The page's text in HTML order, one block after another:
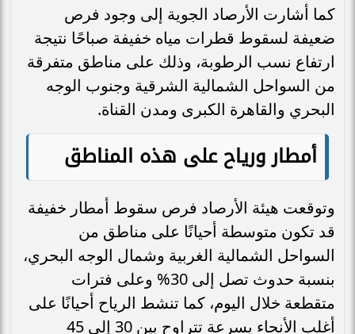
كما أشارت الأرصاد الجوية إلى وجود فرص
ضعيفة لسقوط قطرات مياه خفيفة صباحًا نتيجة
ارتفاع نسب الرطوبة، وذلك على مناطق متفرقة
من السواحل الشمالية الشرقية وجنوب الوجه
البحري والقاهرة الكبرى ومدن القناة.
أمطار ورياح على هذه المناطق
وتوقعت هيئة الأرصاد فرص سقوط أمطار خفيفة
قد تكون متوسطة أحيانًا على مناطق من
السواحل الشمالية الغربية وشمال الوجه البحري،
بنسبة حدوث تصل إلى 30% وعلى فترات
متقطعة خلال اليوم، كما تنشط الرياح أحيانًا على
أغلب الأنحاء بسرعة تتراوح بين 30 إلى 45